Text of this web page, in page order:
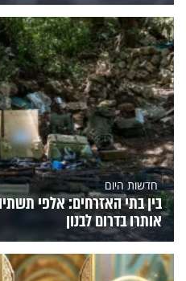
חדשות היום
בין בתי האזרחים: אלפי
אותרו בדרום לבנון